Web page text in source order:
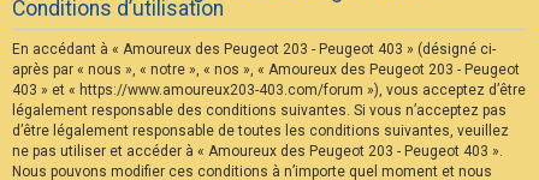
n
s
c
r
i
p
t
o
n
Conditions d’utilisation
En accédant à « Amoureux des Peugeot 203 - Peugeot 403 » (désigné ci-
après par « nous », « notre », « nos », « Amoureux des Peugeot 203 - Peugeot
403 » et « https://www.amoureux203-403.com/forum »), vous acceptez d’être
légalement responsable des conditions suivantes. Si vous n’acceptez pas
d’être légalement responsable de toutes les conditions suivantes, veuillez
ne pas utiliser et accéder à « Amoureux des Peugeot 203 - Peugeot 403 ».
Nous pouvons modifier ces conditions à n’importe quel moment et nous